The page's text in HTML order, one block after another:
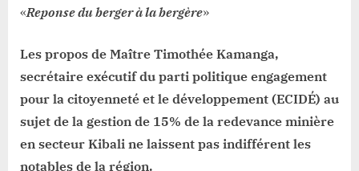
«Reponse du berger à la bergère»
Les propos de Maître Timothée Kamanga,
secrétaire exécutif du parti politique engagement
pour la citoyenneté et le développement (ECIDÉ) au
sujet de la gestion de 15% de la redevance minière
en secteur Kibali ne laissent pas indifférent les
notables de la région.